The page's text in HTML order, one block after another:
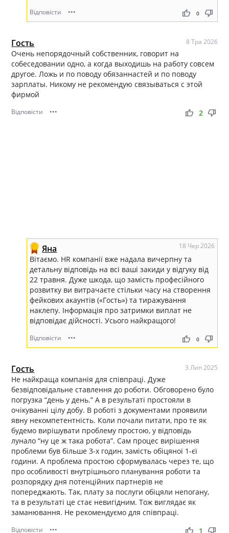
Відповісти ••• thumb_up thumb_down
0
Гость 8 Тра 2026
Очень непорядочный собственник, говорит на
собеседовании одно, а когда выходишь на работу совсем
другое. Ложь и по поводу обязаннастей и по поводу
зарплаты. Никому не рекомендую связываться с этой
фирмой
Відповісти ••• thumb_up thumb_down
2
Яна 18 Чер 2026
Вітаємо. HR компанії вже надала вичерпну та
детальну відповідь на всі ваші закиди у відгуку від
22 травня. Дуже шкода, що замість професійного
розвитку ви витрачаєте стільки часу на створення
фейкових акаунтів («Гость») та тиражування
наклепу. Інформація про затримки виплат не
відповідає дійсності. Усього найкращого!
Відповісти ••• thumb_up thumb_down
0
Гость 3 Лип 2025
Не найкраща компанія для співпраці. Дуже
безвідповідальне ставлення до роботи. Обговорено було
погрузка “день у день.” А в результаті простояли в
очікуванні цілу добу. В роботі з документами проявили
явну некомпетентність. Коли почали питати, про те як
будемо вирішувати проблему простою, у відповідь
лунало “ну це ж така робота”. Сам процес вирішення
проблеми був більше 3-х годин, замість обіцяної 1-єї
години. А проблема простою сформувалась через те, що
про особливості внутрішнього планування роботи та
розпорядку дня потенційних партнерів не
попереджають. Так, плату за послуги обіцяли непогану,
та в результаті це стає невигідним. Тож виглядає як
заманювання. Не рекомендуємо для співпраці.
Відповісти ••• thumb_up thumb_down
1